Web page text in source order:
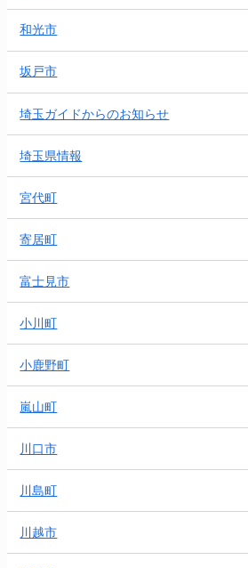
和光市
坂戸市
埼玉ガイドからのお知らせ
埼玉県情報
宮代町
寄居町
富士見市
小川町
小鹿野町
嵐山町
川口市
川島町
川越市